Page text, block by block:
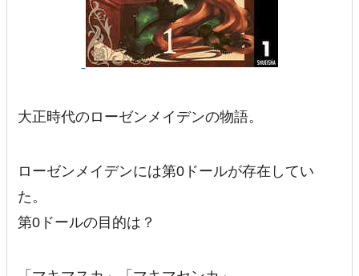
大正時代のローゼンメイデンの物語。
ローゼンメイデンには第0ドールが存在してい
た。
第0ドールの目的は？